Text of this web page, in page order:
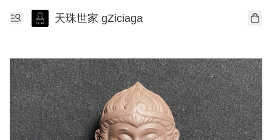
天珠世家 gZiciaga